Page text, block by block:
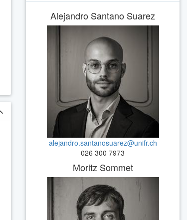
Alejandro Santano Suarez
alejandro.santanosuarez@unifr.ch
026 300 7973
Moritz Sommet